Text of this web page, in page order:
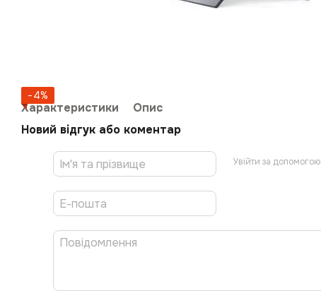
−4%
Характеристики
Опис
Новий відгук або коментар
Увійти за допомогою